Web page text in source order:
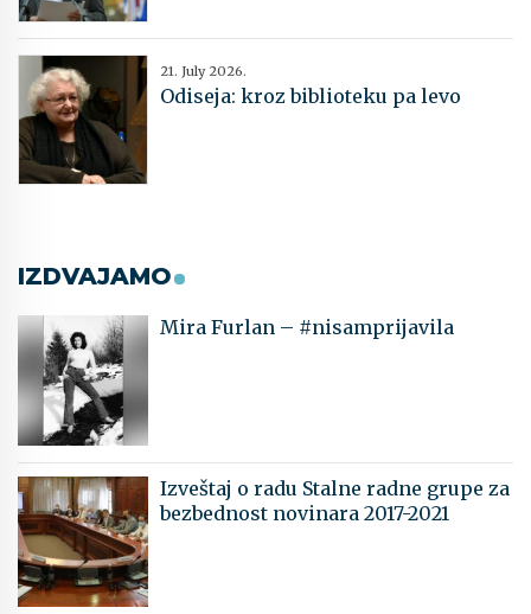
21. July 2026.
Odiseja: kroz biblioteku pa levo
IZDVAJAMO
Mira Furlan – #nisamprijavila
Izveštaj o radu Stalne radne grupe za
bezbednost novinara 2017-2021